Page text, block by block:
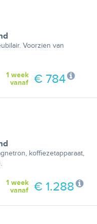
Voorzien van
1 week
vanaf
€ 784
koffiezetapparaat,
1 week
vanaf
€ 1.288